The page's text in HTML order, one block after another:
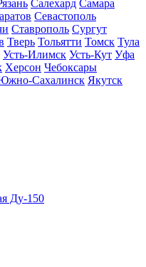
Салехард Самара
Севастополь
Ставрополь Сургут
Тверь Тольятти Томск Тула
Усть-Илимск Усть-Кут Уфа
Херсон Чебоксары
Сахалинск Якутск
Ду-150